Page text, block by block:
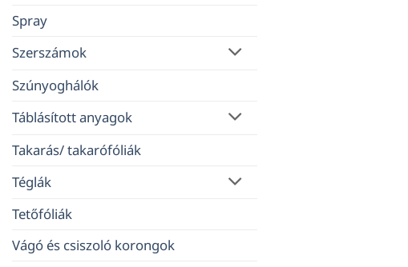
Spray
Szerszámok
Szúnyoghálók
Táblásított anyagok
Takarás/ takarófóliák
Téglák
Tetőfóliák
Vágó és csiszoló korongok